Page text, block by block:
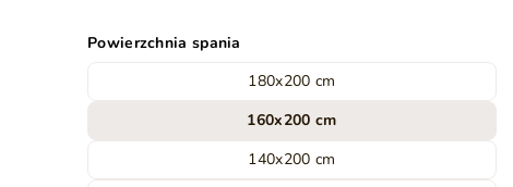
Powierzchnia spania
180x200 cm
160x200 cm
140x200 cm